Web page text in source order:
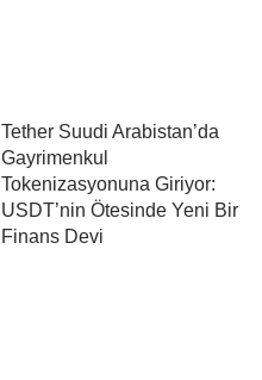
Tether Suudi Arabistan’da
Gayrimenkul
Tokenizasyonuna Giriyor:
USDT’nin Ötesinde Yeni Bir
Finans Devi